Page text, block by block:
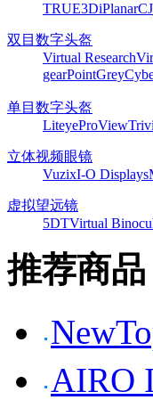
TRUE3DiPlanarCJ
双目数字头盔
Virtual Research
gearPointGrey
单目数字头盔
LiteyeProView
立体视频眼镜
VuzixI-O Displays
虚拟望远镜
5DTVirtual
推荐商品
AIRO